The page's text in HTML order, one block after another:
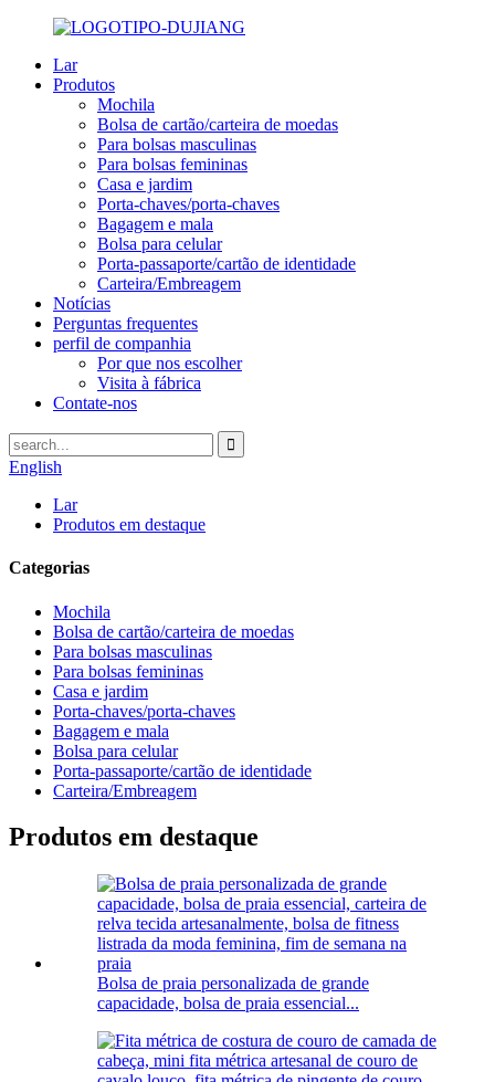
Lar
Produtos
Mochila
Bolsa de cartão/carteira de moedas
Para bolsas masculinas
Para bolsas femininas
Casa e jardim
Porta-chaves/porta-chaves
Bagagem e mala
Bolsa para celular
Porta-passaporte/cartão de identidade
Carteira/Embreagem
Notícias
Perguntas frequentes
perfil de companhia
Por que nos escolher
Visita à fábrica
Contate-nos
English
Lar
Produtos em destaque
Categorias
Mochila
Bolsa de cartão/carteira de moedas
Para bolsas masculinas
Para bolsas femininas
Casa e jardim
Porta-chaves/porta-chaves
Bagagem e mala
Bolsa para celular
Porta-passaporte/cartão de identidade
Carteira/Embreagem
Produtos em destaque
Bolsa de praia personalizada de grande
capacidade, bolsa de praia essencial...